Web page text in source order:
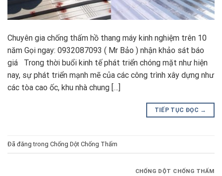
Chuyên gia chống thấm hồ thang máy kinh nghiệm trên 10
năm Gọi ngay: 0932087093 ( Mr Bảo ) nhận khảo sát báo
giá Trong thời buổi kinh tế phát triển chóng mặt như hiện
nay, sự phát triển mạnh mẽ của các công trình xây dựng như
các tòa cao ốc, khu nhà chung […]
TIẾP TỤC ĐỌC →
Đã đăng trong Chống Dột Chống Thấm
CHỐNG DỘT CHỐNG THẤM